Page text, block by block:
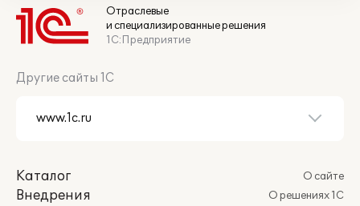
Отраслевые
и специализированные решения
1С:Предприятие
Другие сайты 1С
Каталог
Внедрения
О сайте
О решениях 1С